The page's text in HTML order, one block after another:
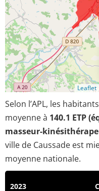
Leaflet
Selon l’APL, les
moyenne à 140.1 ETP
masseur-
ville de Caussade est
moyenne nationale.
2023